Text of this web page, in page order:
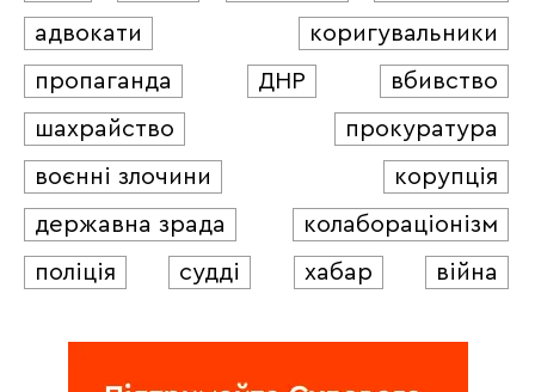
адвокати
коригувальники
пропаганда
ДНР
вбивство
шахрайство
прокуратура
воєнні злочини
корупція
державна зрада
колабораціонізм
поліція
судді хабар війна